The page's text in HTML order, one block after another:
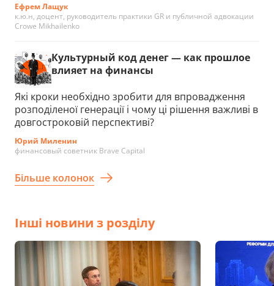
Ефрем Лащук
к.ю.н, доцент, руководитель практики GR и публичной адвокации
Crowe Mikhailenko
Культурный код денег — как прошлое
влияет на финансы
Які кроки необхідно зробити для впровадження
розподіленої генерації і чому ці рішення важливі в
довгостроковій перспективі?
Юрий Миленин
финансовый советник Brave Capital
Більше колонок
Інші новини з розділу